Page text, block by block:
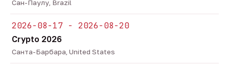
Сан-Паулу, Brazil
2026-08-17 - 2026-08-20
Crypto 2026
Санта-Барбара, United States